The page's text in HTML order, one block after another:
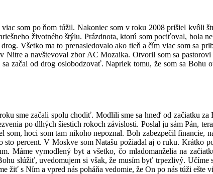
som po ňom túžil. Nakoniec som v roku 2008 prišiel kvôli
životného štýlu. Prázdnota, ktorú som pociťoval, bola
Všetko ma to prenasledovalo ako tieň a čím viac som sa
a navštevoval zbor AC Mozaika. Otvoril som sa
začal od drog oslobodzovať. Napriek tomu, že som sa
sme začali spolu chodiť. Modlili sme sa hneď od začiatku za
po dlhých šiestich rokoch závislosti. Poslal ju sám Pán,
hoci som tam nikoho nepoznal. Boh zabezpečil financie,
percent. V Moskve som Natašu požiadal aj o ruku. Krátko
Máme vymodlený byt a všetko, čo mladomanželia na
slúžiť, uvedomujem si však, že musím byť trpezlivý. Učíme
žiť s Ním a vpred nás poháňa vedomie, že On po nás túži ešte